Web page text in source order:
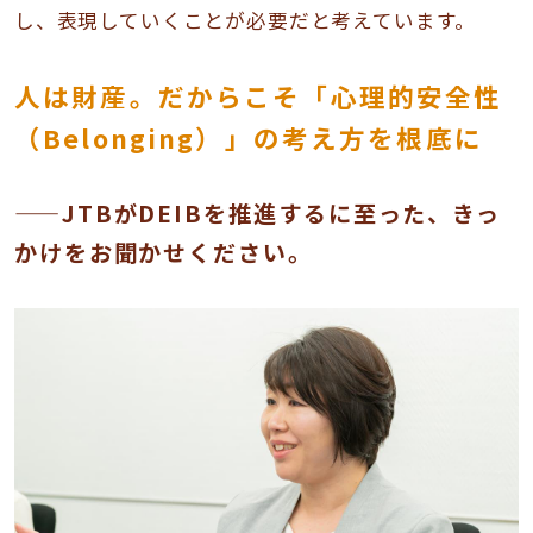
し、表現していくことが必要だと考えています。
人は財産。だからこそ「心理的安全性
（Belonging）」の考え方を根底に
——JTBがDEIBを推進するに至った、きっ
かけをお聞かせください。